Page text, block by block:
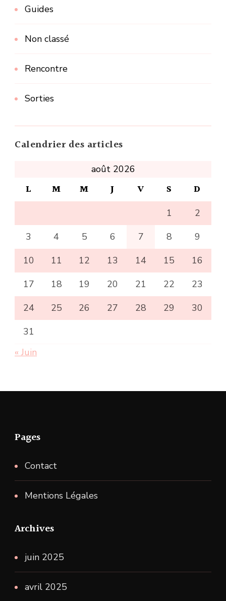
Guides
Non classé
Rencontre
Sorties
Calendrier des articles
août 2026
L M M J V S D
1
2
3
4 5 6 7 8
9
10
11 12 13 14 15
16
17
18 19 20 21 22
23
24
25 26 27 28 29
30
31
« Juin
Pages
Contact
Mentions Légales
Archives
juin 2025
avril 2025